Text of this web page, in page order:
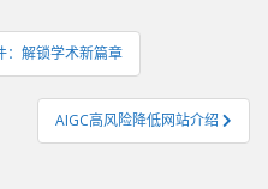
：解锁学术新篇章
AIGC高风险降低网站介绍